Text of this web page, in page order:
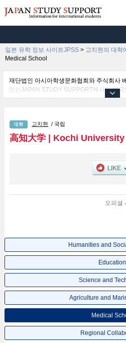
일본 유학 정보 사이트JPSS > 고치현의 대학
Medical School
재단법인 아시아학생문화협회와 주식회사
있는JAPAN STUDY SUPPORT에서는 외
1,300여 개의 대학・대학원・단기대학・
Social Sciences 학부및Education 학부및
Agriculture and Marine Science 학부및
Collaboration 학부 등의 학부별 정보, 모집
으므로 많이 이용해 주시기 바랍니다.
고치현 / 국립
高知大学| Kochi University
오피셜
Humanities and
Education
Science and
Agriculture and
Medical
Regional